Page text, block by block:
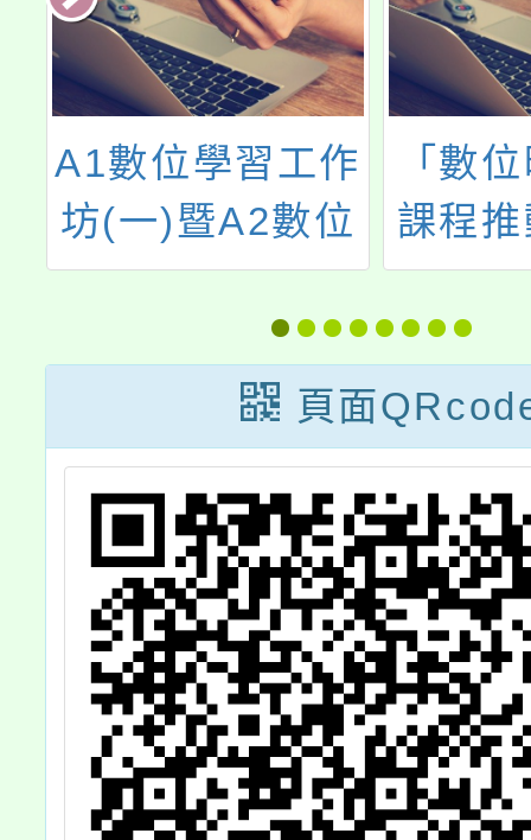
A1數位學習工作
坊(一)暨A2數位
學習工作坊(二)-
因材網研習課程
「數
課程
構與
實
頁面